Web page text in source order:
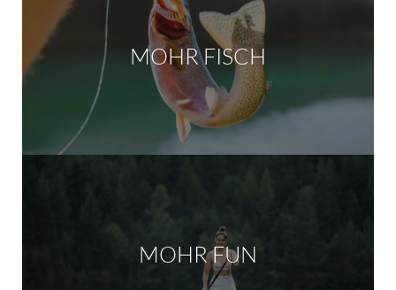
MOHR FISCH
MOHR FUN